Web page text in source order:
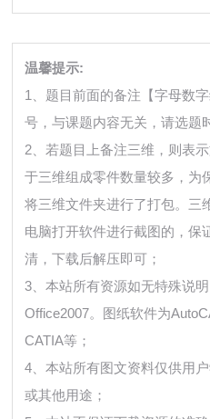
温馨提示:
1、题目前面的备注【字母数
号，与课题内容无关，请选题
2、若题目上备注三维，则表
于三维组成零件数量较多，为
将三维文件夹进行了打包。三
电脑打开软件进行截图的，保
清，下载后解压即可；
3、本站所有资源如无特殊说
Office2007。图纸软件为
CATIA等；
4、本站所有图文资料仅供用
或其他用途；